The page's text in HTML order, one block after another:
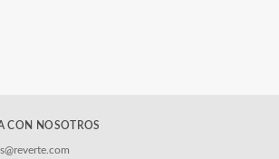
CON NOSOTROS